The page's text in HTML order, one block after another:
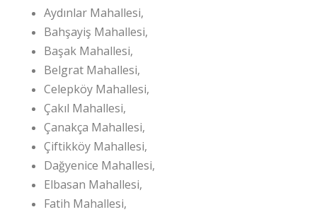
Aydınlar Mahallesi,
Bahşayiş Mahallesi,
Başak Mahallesi,
Belgrat Mahallesi,
Celepköy Mahallesi,
Çakıl Mahallesi,
Çanakça Mahallesi,
Çiftikköy Mahallesi,
Dağyenice Mahallesi,
Elbasan Mahallesi,
Fatih Mahallesi,